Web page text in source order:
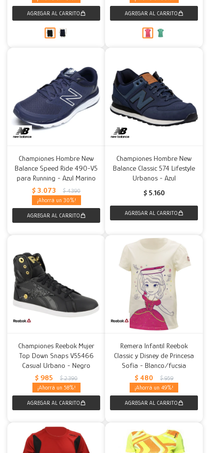
Championes Hombre New
Balance Speed Ride 490-V5
para Running - Azul Marino
$ 3.073 $ 4.390
30
Championes Hombre New
Balance Classic 574 Lifestyle
Urbanos - Azul
$ 5.160
Championes Reebok Mujer
Top Down Snaps V55466
Casual Urbano - Negro
$ 985 $ 2.390
58
Remera Infantil Reebok
Classic y Disney de Princesa
Sofía - Blanco/fucsia
$ 480 $ 959
49